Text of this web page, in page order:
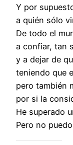
Y por
a quién sólo
De todo el
a confiar, tan
y a dejar de
teniendo que
pero también
por si la
He superado
Pero no